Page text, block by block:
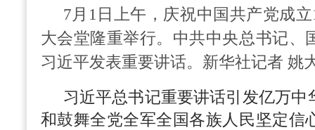
7月1日上午，庆祝中国共产党成
大会堂隆重举行。中共中央总书记、
习近平发表重要讲话。新华社记者 姚
习近平总书记重要讲话引发亿万
和鼓舞全党全军全国各族人民坚定信